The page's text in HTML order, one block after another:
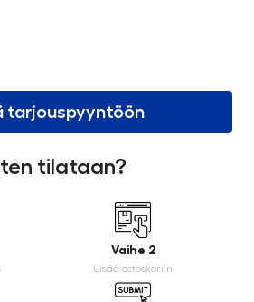
tarjouspyyntöön
tilataan?
Vaihe 2
Lisää ostoskoriin